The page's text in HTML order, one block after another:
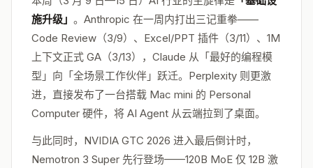
施升级」 。Anthropic 在一周内打出三记重拳——
Code Review（3/9）、Excel/PPT 插件（3/11）、1M
上下文正式 GA（3/13），Claude 从「最好的编程模
型」向「全场景工作伙伴」跃迁。Perplexity 则更激
进，直接发布了一台搭载 Mac mini 的 Personal
Computer 硬件，将 AI Agent 从云端拉到了桌面。
与此同时，NVIDIA GTC 2026 进入最后倒计时，
Nemotron 3 Super 先行登场——120B MoE 仅 12B 激